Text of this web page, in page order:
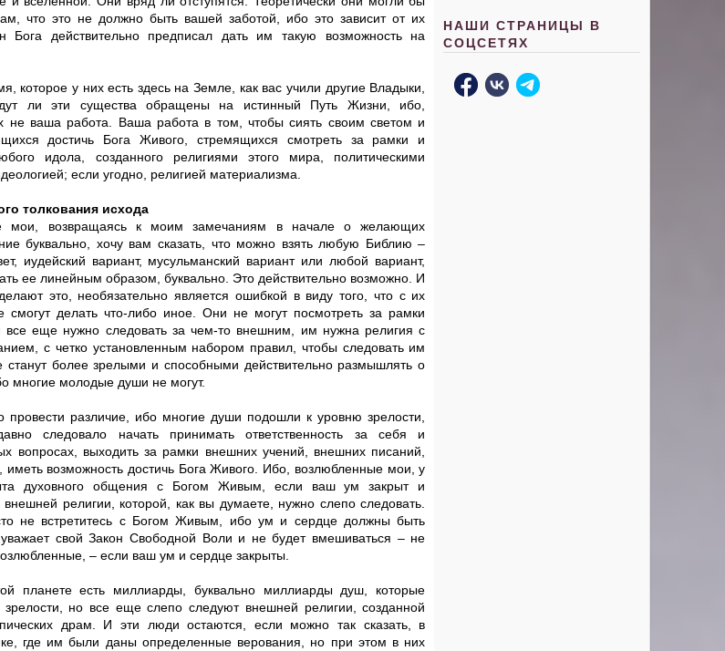
что это не должно быть вашей заботой, ибо это зависит от их
Бога действительно предписал дать им такую возможность на
которое у них есть здесь на Земле, как вас учили другие Владыки,
ли эти существа обращены на истинный Путь Жизни, ибо,
не ваша работа. Ваша работа в том, чтобы сиять своим светом и
достичь Бога Живого, стремящихся смотреть за рамки и
идола, созданного религиями этого мира, политическими
если угодно, религией материализма.
толкования исхода
мои, возвращаясь к моим замечаниям в начале о желающих
буквально, хочу вам сказать, что можно взять любую Библию –
иудейский вариант, мусульманский вариант или любой вариант,
ее линейным образом, буквально. Это действительно возможно. И
это, необязательно является ошибкой в виду того, что с их
смогут делать что-либо иное. Они не могут посмотреть за рамки
все еще нужно следовать за чем-то внешним, им нужна религия с
с четко установленным набором правил, чтобы следовать им
станут более зрелыми и способными действительно размышлять о
многие молодые души не могут.
провести различие, ибо многие души подошли к уровню зрелости,
следовало начать принимать ответственность за себя и
вопросах, выходить за рамки внешних учений, внешних писаний,
иметь возможность достичь Бога Живого. Ибо, возлюбленные мои, у
духовного общения с Богом Живым, если ваш ум закрыт и
внешней религии, которой, как вы думаете, нужно слепо следовать.
не встретитесь с Богом Живым, ибо ум и сердце должны быть
свой Закон Свободной Воли и не будет вмешиваться – не
– если ваш ум и сердце закрыты.
планете есть миллиарды, буквально миллиарды душ, которые
но все еще слепо следуют внешней религии, созданной
драм. И эти люди остаются, если можно так сказать, в
где им были даны определенные верования, но при этом в них
НАШИ СТРАНИЦЫ В
СОЦСЕТЯХ